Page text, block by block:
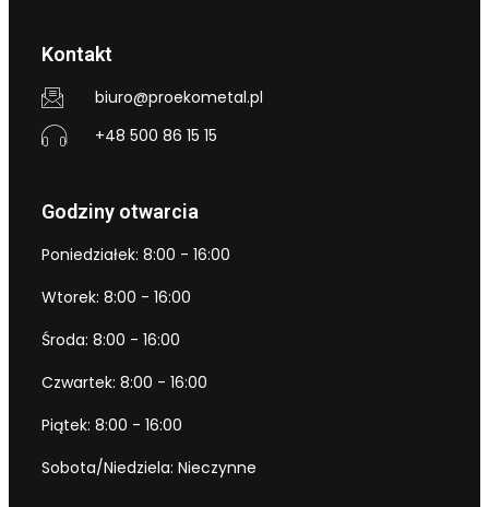
Kontakt
biuro@proekometal.pl
+48 500 86 15 15
Godziny otwarcia
Poniedziałek: 8:00 - 16:00
Wtorek: 8:00 - 16:00
Środa: 8:00 - 16:00
Czwartek: 8:00 - 16:00
Piątek: 8:00 - 16:00
Sobota/Niedziela: Nieczynne